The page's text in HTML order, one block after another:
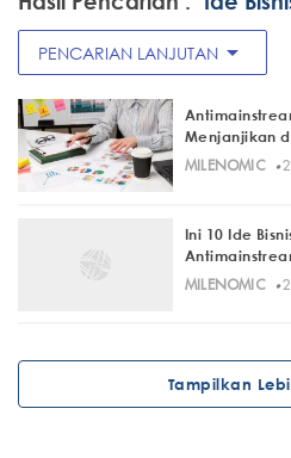
PENCARIAN LANJUTAN arrow_drop_down
Menjanjikan
MILENOMIC·
Ini 10 Ide
MILENOMIC·
Tampilkan